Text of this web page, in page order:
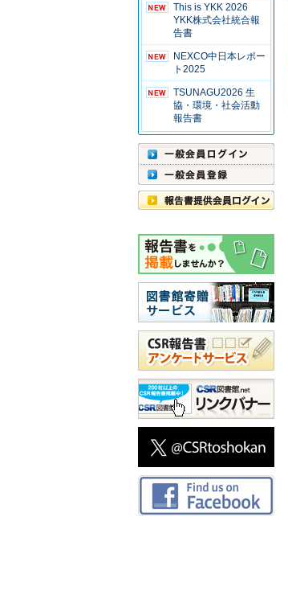
This is YKK 2026
YKK株式会社統合報
告書
NEXCO中日本レポー
ト2025
TSUNAGU2026 生
協・環境・社会活動
報告書